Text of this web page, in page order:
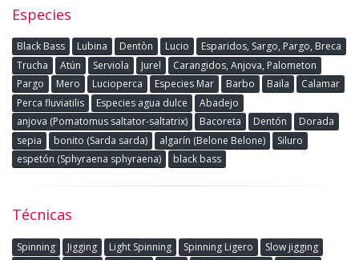
Especies
Black Bass Lubina Dentòn Lucio
Esparidos, Sargo, Pargo, Breca
Trucha
Atún Serviola Jurel
Carangidos, Anjova, Palometon
Pargo
Mero Lucioperca Especies Mar Barbo Baila
Calamar
Perca fluviatilis
Especies agua dulce
Abadejo
anjova (Pomatomus saltator-saltatrix)
Bacoreta Dentón
Dorada
sepia
bonito (Sarda sarda) algarín (Belone Belone)
Siluro
espetón (Sphyraena sphyraena)
black bass
Técnicas
Spinning Jigging Light Spinning Spinning Ligero
Slow jigging